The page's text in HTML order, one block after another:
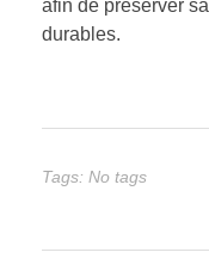
afin de préserver
durables.
Tags: No tags